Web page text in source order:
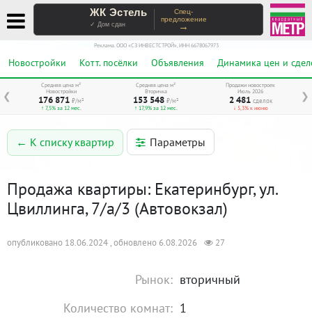
ЖК Эстель
✓ Дом сдан
Спец-
предложение
→
Реклама. ООО «СЗ ИНВЕСТСТРОЙ», ИНН 6678067973
Новостройки Котт. посёлки Объявления Динамика цен и
❮ ❯
Средняя цена м²
Новостройки
176 871 ₽/м²
↑ 7,5% за 12 мес.
Средняя цена м²
Вторичка
153 548 ₽/м²
↑ 17,9% за 12 мес.
Продажи новостроек
Июль 2026
2 481 сделок
↓ 5,3% к июню
← К списку квартир Параметры
Продажа квартиры: Екатеринбург, ул.
Цвиллинга, 7/а/3 (Автовокзал)
опубликовано 18.06.2024 , обновлено 6.08.2026 27
Рынок: вторичный
Количество комнат: 1